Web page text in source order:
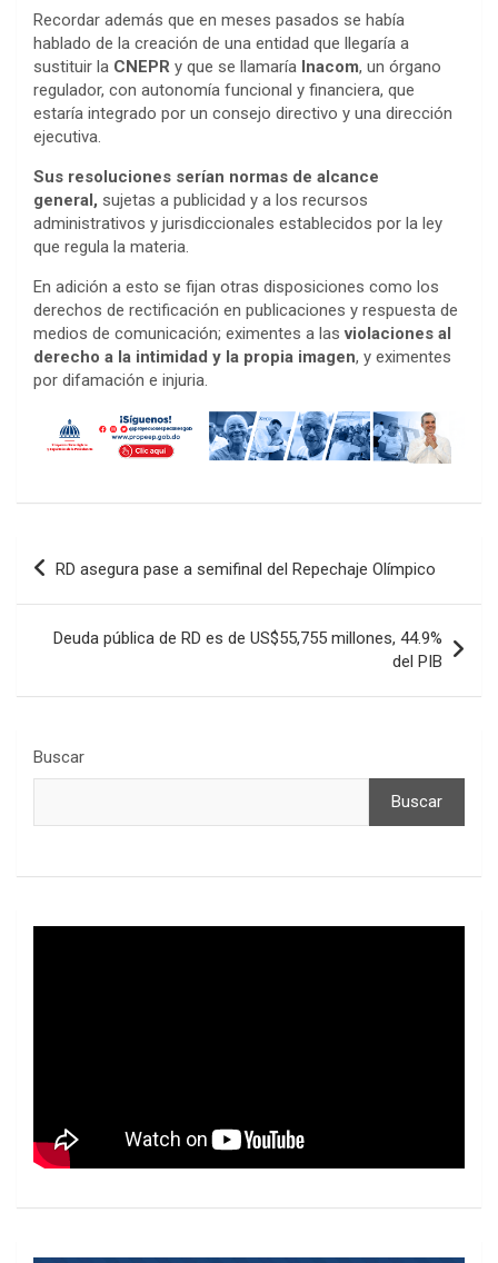
Recordar además que en meses pasados se había
hablado de la creación de una entidad que llegaría a
sustituir la CNEPR y que se llamaría Inacom, un órgano
regulador, con autonomía funcional y financiera, que
estaría integrado por un consejo directivo y una dirección
ejecutiva.
Sus resoluciones serían normas de alcance
general, sujetas a publicidad y a los recursos
administrativos y jurisdiccionales establecidos por la ley
que regula la materia.
En adición a esto se fijan otras disposiciones como los
derechos de rectificación en publicaciones y respuesta de
medios de comunicación; eximentes a lasviolaciones al
derecho a la intimidad y la propia imagen, y eximentes
por difamación e injuria.
Navegación
de
RD asegura pase a semifinal del Repechaje Olímpico
Deuda pública de RD es de US$55,755 millones, 44.9%
del PIB
Buscar
Buscar